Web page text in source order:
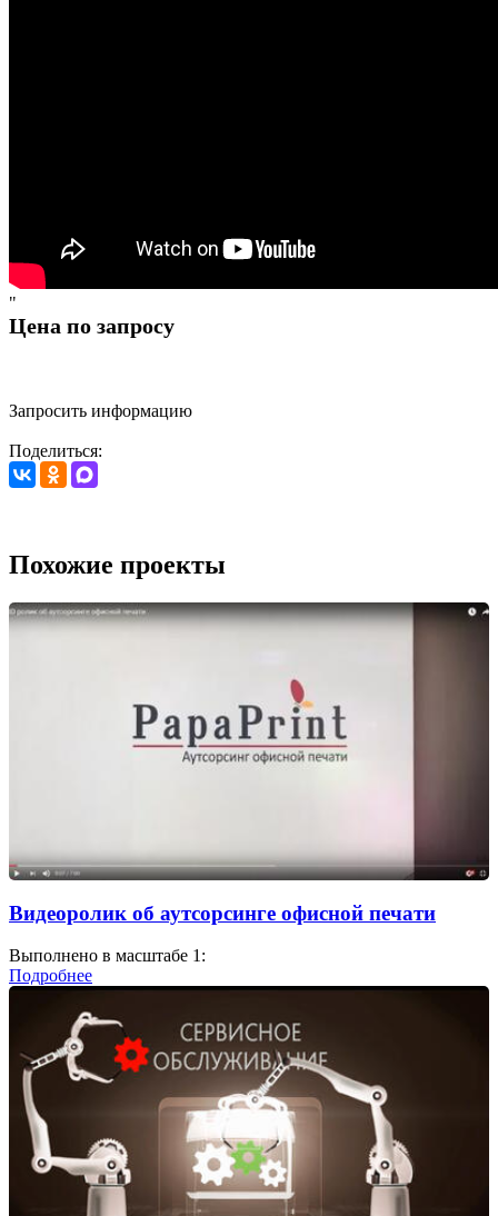
"
Цена по запросу
Запросить информацию
Поделиться:
Похожие проекты
Видеоролик об аутсорсинге офисной печати
Выполнено в масштабе 1:
Подробнее